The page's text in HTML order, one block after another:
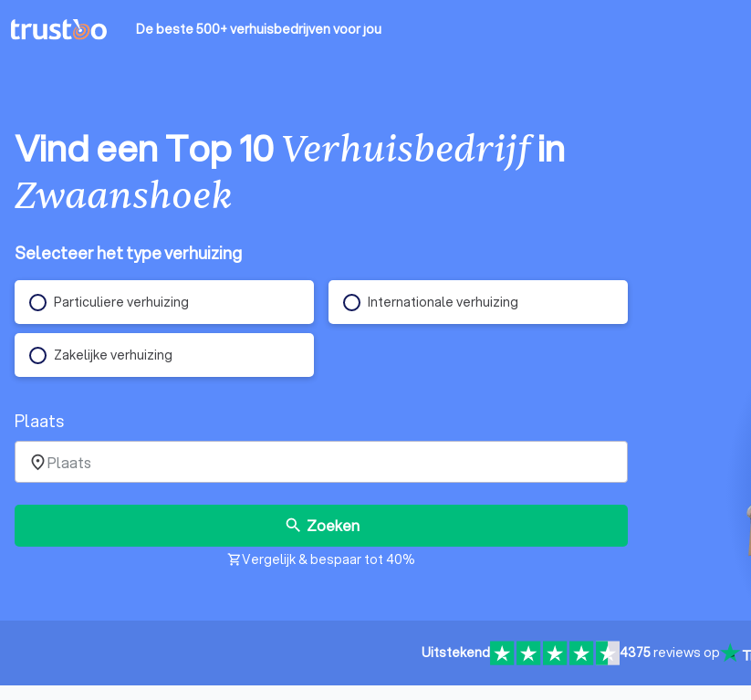
De beste 500+ verhuisbedrijvenvoor jou
Vind een Top 10Verhuisbedrijfin
Zwaanshoek
Selecteer het type verhuizing
Particuliere verhuizing Internationale verhuizing
Zakelijke verhuizing
Plaats
place
search Zoeken
shopping_cartVergelijk & bespaar tot 40%
Uitstekend 4375reviews op